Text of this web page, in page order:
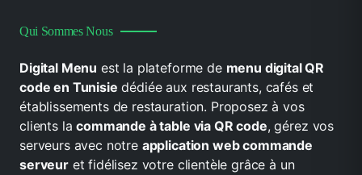
Qui Sommes Nous
Digital Menu est la plateforme de menu digital QR
code en Tunisie dédiée aux restaurants, cafés et
établissements de restauration. Proposez à vos
clients lacommande à table via QR code, gérez vos
serveurs avec notre application web commande
serveuret fidélisez votre clientèle grâce à un